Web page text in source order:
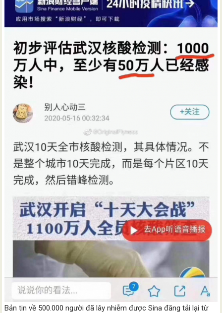
Bản tin về 500.000 người đã lây nhiễm được Sina đăng tải lại từ